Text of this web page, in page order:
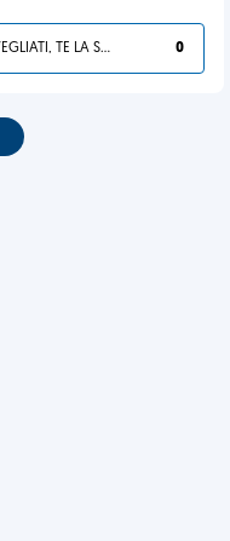
SVEGLIATI, TE LA SEI CERCATA! 0